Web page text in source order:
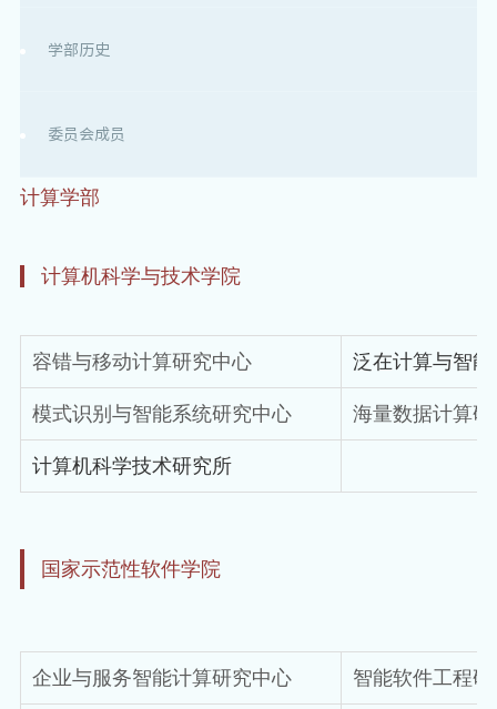
学部历史
委员会成员
计算学部
计算机科学与技术学院
容错与移动计算研究中心 泛在计算与智
模式识别与智能系统研究中心 海量数据计算
计算机科学技术研究所
国家示范性软件学院
企业与服务智能计算研究中心 智能软件工程